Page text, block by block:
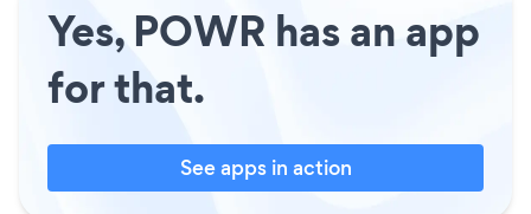
Yes, POWR has an app
for that.
See apps in action